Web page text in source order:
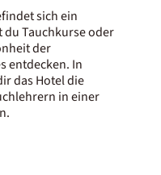
sich ein
Tauchkurse oder
der
entdecken. In
das Hotel die
in einer